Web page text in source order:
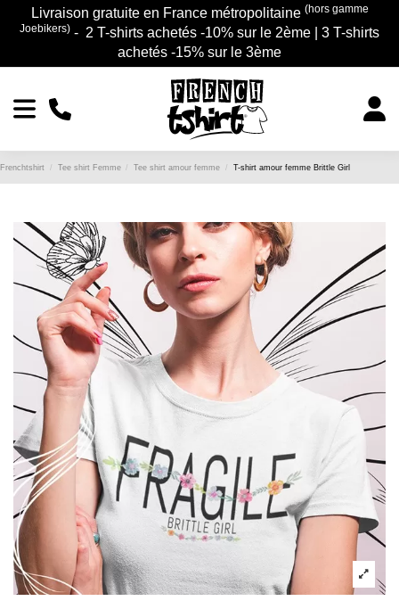
Livraison gratuite en France métropolitaine (hors gamme
Joebikers) - 2 T-shirts achetés -10% sur le 2ème | 3 T-shirts
achetés -15% sur le 3ème
Frenchtshirt Tee shirt Femme Tee shirt amour femme T-shirt amour femme Brittle Girl